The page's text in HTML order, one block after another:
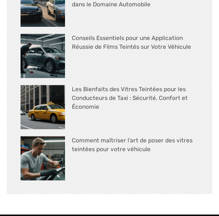
dans le Domaine Automobile
Conseils Essentiels pour une Application
Réussie de Films Teintés sur Votre Véhicule
Les Bienfaits des Vitres Teintées pour les
Conducteurs de Taxi : Sécurité, Confort et
Économie
Comment maîtriser l’art de poser des vitres
teintées pour votre véhicule